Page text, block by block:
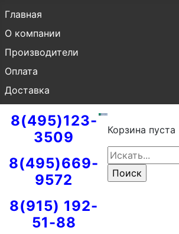
Главная
О компании
Производители
Оплата
Доставка
8(495)123-
3509
8(495)669-
9572
8(915) 192-
51-88
Корзина пуста